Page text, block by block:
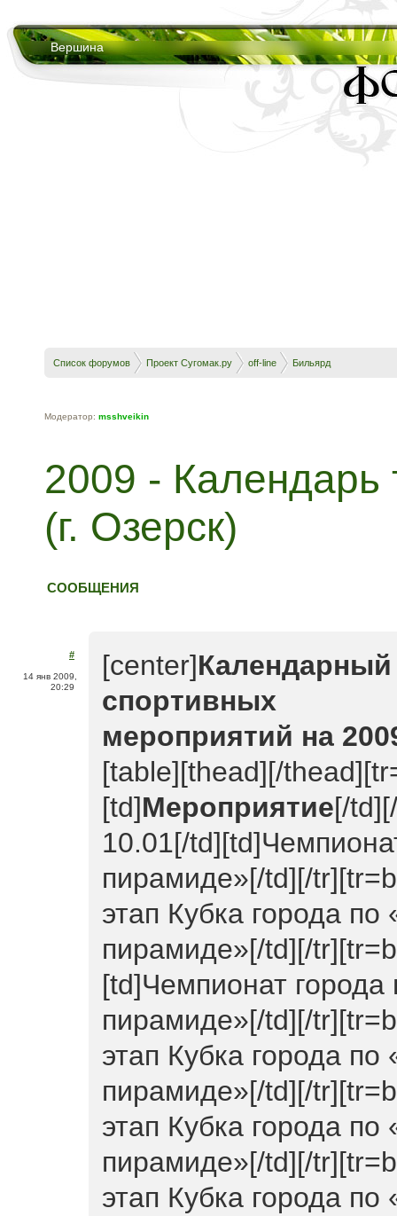
Вершина
Список форумов Проект Сугомак.ру off-line Бильярд
Модератор: msshveikin
2009 - Календарь
(г. Озерск)
СООБЩЕНИЯ
#
14 янв 2009,
20:29
[center]Календарный
спортивных
мероприятий на
[table][thead][/
[td]Мероприятие[/
10.01[/
пирамиде»[/td][/
этап Кубка города
пирамиде»[/td][/
[td]Чемпионат
пирамиде»[/td][/
этап Кубка города
пирамиде»[/td][/
этап Кубка города
пирамиде»[/td][/
этап Кубка города